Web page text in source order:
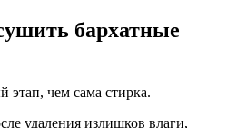
бархатные
чем сама стирка.
удаления излишков влаги,